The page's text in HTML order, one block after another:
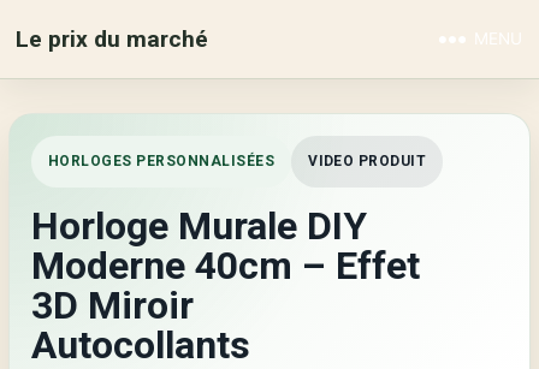
Le prix du marché MENU
HORLOGES PERSONNALISÉES VIDEO PRODUIT
Horloge Murale DIY
Moderne 40cm – Effet
3D Miroir
Autocollants